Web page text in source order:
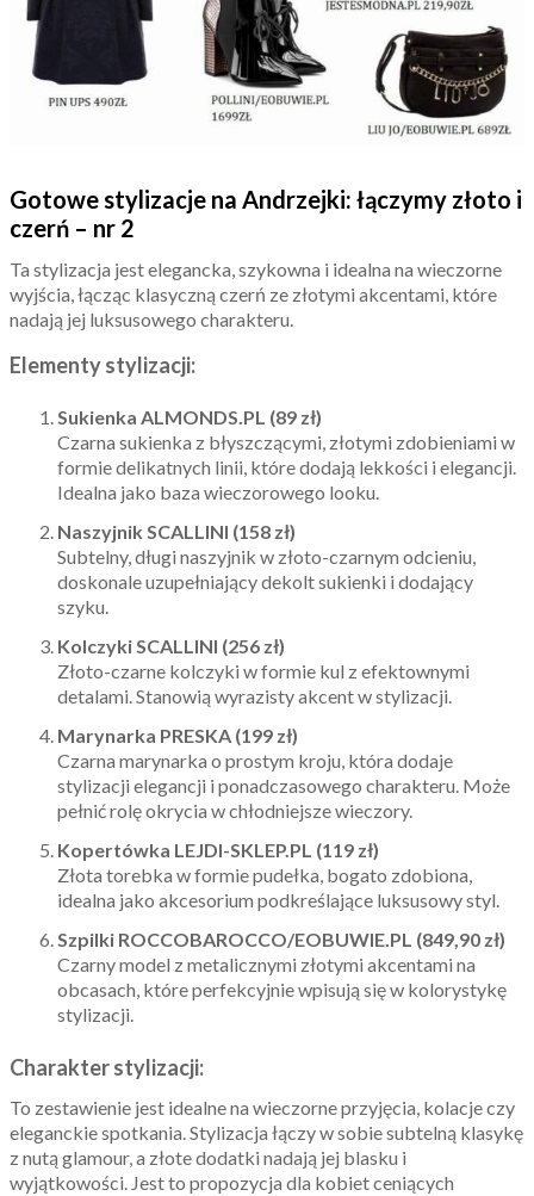
Gotowe stylizacje na Andrzejki: łączymy złoto i
czerń – nr 2
Ta stylizacja jest elegancka, szykowna i idealna na wieczorne
wyjścia, łącząc klasyczną czerń ze złotymi akcentami, które
nadają jej luksusowego charakteru.
Elementy stylizacji:
Sukienka ALMONDS.PL (89 zł)
Czarna sukienka z błyszczącymi, złotymi zdobieniami w
formie delikatnych linii, które dodają lekkości i elegancji.
Idealna jako baza wieczorowego looku.
Naszyjnik SCALLINI (158 zł)
Subtelny, długi naszyjnik w złoto-czarnym odcieniu,
doskonale uzupełniający dekolt sukienki i dodający
szyku.
Kolczyki SCALLINI (256 zł)
Złoto-czarne kolczyki w formie kul z efektownymi
detalami. Stanowią wyrazisty akcent w stylizacji.
Marynarka PRESKA (199 zł)
Czarna marynarka o prostym kroju, która dodaje
stylizacji elegancji i ponadczasowego charakteru. Może
pełnić rolę okrycia w chłodniejsze wieczory.
Kopertówka LEJDI-SKLEP.PL (119 zł)
Złota torebka w formie pudełka, bogato zdobiona,
idealna jako akcesorium podkreślające luksusowy styl.
Szpilki ROCCOBAROCCO/EOBUWIE.PL (849,90 zł)
Czarny model z metalicznymi złotymi akcentami na
obcasach, które perfekcyjnie wpisują się w kolorystykę
stylizacji.
Charakter stylizacji:
To zestawienie jest idealne na wieczorne przyjęcia, kolacje czy
eleganckie spotkania. Stylizacja łączy w sobie subtelną klasykę
z nutą glamour, a złote dodatki nadają jej blasku i
wyjątkowości. Jest to propozycja dla kobiet ceniących